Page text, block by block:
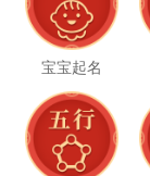
宝宝起名